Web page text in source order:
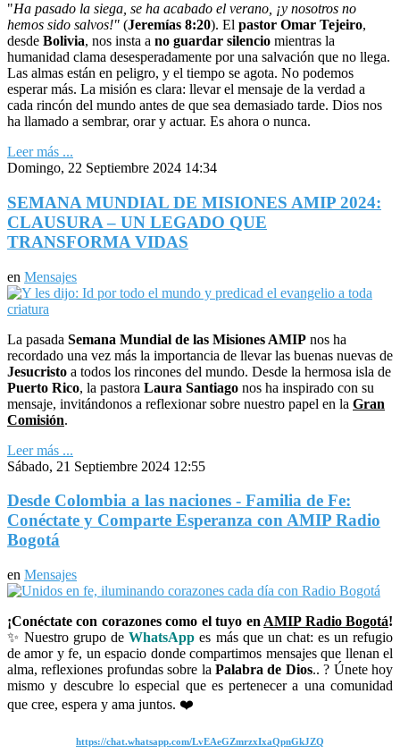
"Ha pasado la siega, se ha acabado el verano, ¡y nosotros no
hemos sido salvos!" (Jeremías 8:20). El pastor Omar Tejeiro,
desde Bolivia, nos insta a no guardar silencio mientras la
humanidad clama desesperadamente por una salvación que no llega.
Las almas están en peligro, y el tiempo se agota. No podemos
esperar más. La misión es clara: llevar el mensaje de la verdad a
cada rincón del mundo antes de que sea demasiado tarde. Dios nos
ha llamado a sembrar, orar y actuar. Es ahora o nunca.
Leer más ...
Domingo, 22 Septiembre 2024 14:34
SEMANA MUNDIAL DE MISIONES AMIP 2024:
CLAUSURA – UN LEGADO QUE
TRANSFORMA VIDAS
en Mensajes
La pasada Semana Mundial de las Misiones AMIP nos ha
recordado una vez más la importancia de llevar las buenas nuevas de
Jesucristo a todos los rincones del mundo. Desde la hermosa isla de
Puerto Rico, la pastora Laura Santiago nos ha inspirado con su
mensaje, invitándonos a reflexionar sobre nuestro papel en la Gran
Comisión.
Leer más ...
Sábado, 21 Septiembre 2024 12:55
Desde Colombia a las naciones - Familia de Fe:
Conéctate y Comparte Esperanza con AMIP Radio
Bogotá
en Mensajes
¡Conéctate con corazones como el tuyo en AMIP Radio Bogotá!
✨ Nuestro grupo deWhatsApp es más que un chat: es un refugio
de amor y fe, un espacio donde compartimos mensajes que llenan el
alma, reflexiones profundas sobre la Palabra de Dios.. ? Únete hoy
mismo y descubre lo especial que es pertenecer a una comunidad
que cree, espera y ama juntos. ❤️
https://chat.whatsapp.com/LvEAeGZmrzxIxaQpnGkJZQ